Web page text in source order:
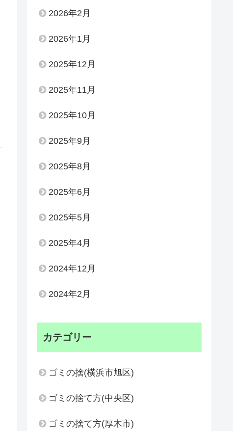
2026年2月
2026年1月
2025年12月
2025年11月
2025年10月
2025年9月
2025年8月
2025年6月
2025年5月
2025年4月
2024年12月
2024年2月
カテゴリー
ゴミの捨(横浜市旭区)
ゴミの捨て方(中央区)
ゴミの捨て方(厚木市)